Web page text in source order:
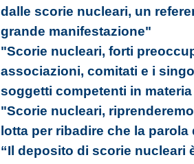
dalle scorie nucleari, un
grande manifestazione"
"Scorie nucleari, forti
associazioni, comitati e i
soggetti competenti in
"Scorie nucleari,
lotta per ribadire che la
“Il deposito di scorie nucleari